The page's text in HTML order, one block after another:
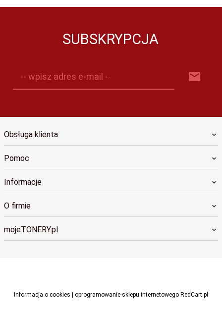
SUBSKRYPCJA
-- wpisz adres e-mail --
Obsługa klienta
Pomoc
Informacje
O firmie
mojeTONERY.pl
Informacja o cookies oprogramowanie sklepu internetowego RedCart.pl